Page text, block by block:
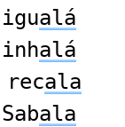
igualá
inhalá
recala
Sabala